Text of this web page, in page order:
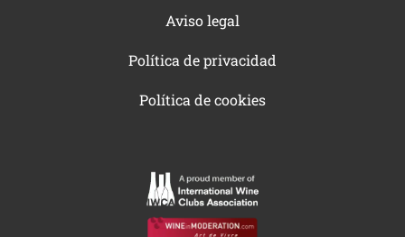
Aviso legal
Política de privacidad
Política de cookies